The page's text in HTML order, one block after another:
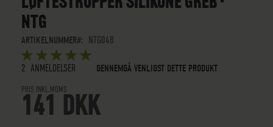
BILLEDGALLERIET
NTG
ARTIKELNUMMER
NTG048
BEDØMMELSE:
5OUT OF5
STARS
2 ANMELDELSER GENNEMGÅ VENLIGST DETTE PRODUKT
PRIS INKL.MOMS
141 DKK